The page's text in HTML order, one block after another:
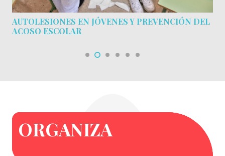
AUTOLESIONES EN JÓVENES Y PREVENCIÓN DEL
ACOSO ESCOLAR
ORGANIZA